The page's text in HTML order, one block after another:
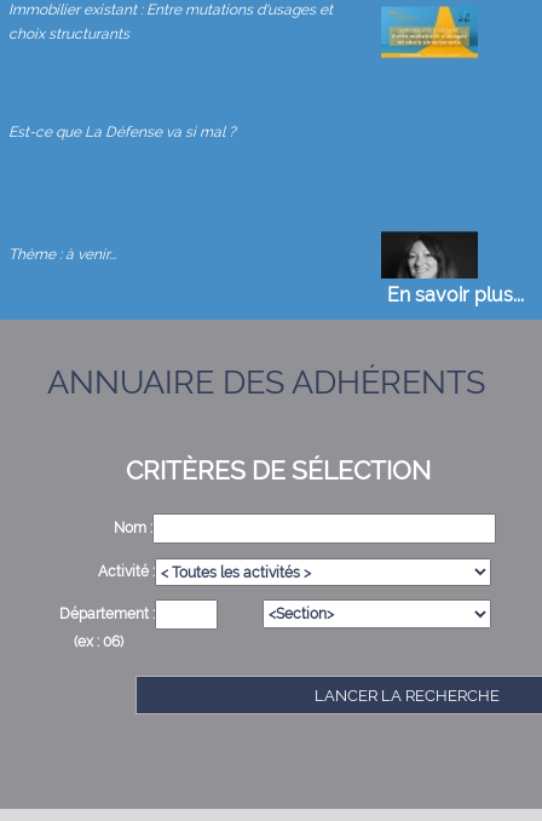
Immobilier existant : Entre mutations d'usages et
choix structurants
Est-ce que La Défense va si mal ?
Thème : à venir...
Les sources de revenus de l’immeuble en copropriété
En savoir plus...
ANNUAIRE DES ADHÉRENTS
CRITÈRES DE SÉLECTION
Nom :
Activité :
Département :
(ex : 06)
LANCER LA RECHERCHE